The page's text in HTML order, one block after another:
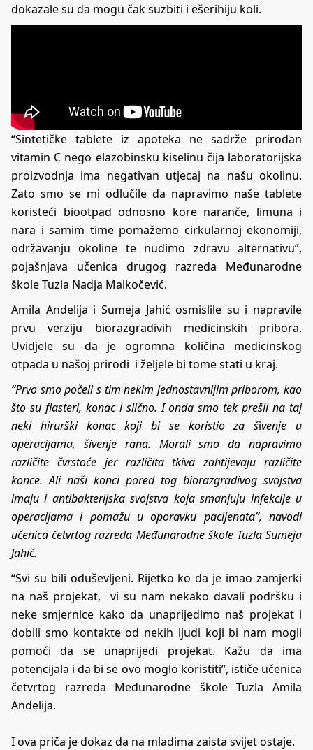
dokazale su da mogu čak suzbiti i ešerihiju koli.
“Sintetičke tablete iz apoteka ne sadrže prirodan
vitamin C nego elazobinsku kiselinu čija laboratorijska
proizvodnja ima negativan utjecaj na našu okolinu.
Zato smo se mi odlučile da napravimo naše tablete
koristeći biootpad odnosno kore naranče, limuna i
nara i samim time pomažemo cirkularnoj ekonomiji,
održavanju okoline te nudimo zdravu alternativu”,
pojašnjava učenica drugog razreda Međunarodne
škole Tuzla Nadja Malkočević.
Amila Andelija i Sumeja Jahić osmislile su i napravile
prvu verziju biorazgradivih medicinskih pribora.
Uvidjele su da je ogromna količina medicinskog
otpada u našoj prirodi i željele bi tome stati u kraj.
“Prvo smo počeli s tim nekim jednostavnijim priborom, kao
što su flasteri, konac i slično. I onda smo tek prešli na taj
neki hirurški konac koji bi se koristio za šivenje u
operacijama, šivenje rana. Morali smo da napravimo
različite čvrstoće jer različita tkiva zahtijevaju različite
konce. Ali naši konci pored tog biorazgradivog svojstva
imaju i antibakterijska svojstva koja smanjuju infekcije u
operacijama i pomažu u oporavku pacijenata”, navodi
učenica četvrtog razreda Međunarodne škole Tuzla Sumeja
Jahić.
“Svi su bili oduševljeni. Rijetko ko da je imao zamjerki
na naš projekat, vi su nam nekako davali podršku i
neke smjernice kako da unaprijedimo naš projekat i
dobili smo kontakte od nekih ljudi koji bi nam mogli
pomoći da se unaprijedi projekat. Kažu da ima
potencijala i da bi se ovo moglo koristiti”, ističe učenica
četvrtog razreda Međunarodne škole Tuzla Amila
Andelija.
I ova priča je dokaz da na mladima zaista svijet ostaje.